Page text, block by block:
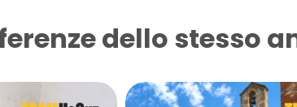
dello stesso